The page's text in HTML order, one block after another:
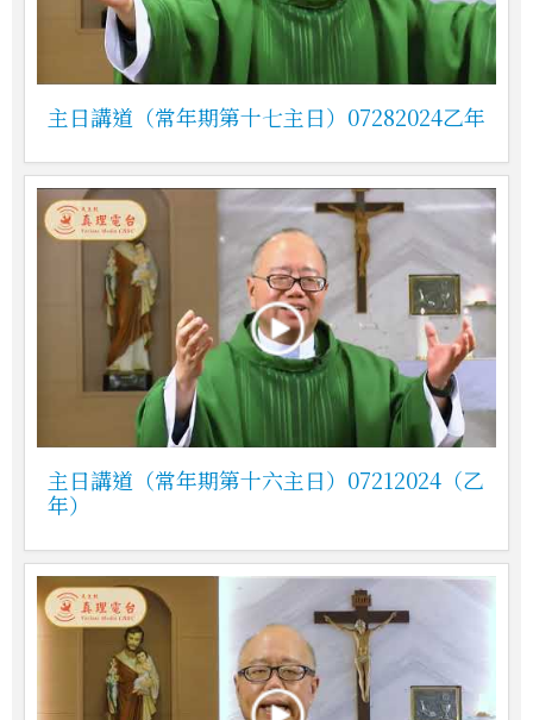
主日講道（常年期第十七主日）07282024乙年
主日講道（常年期第十六主日）07212024（乙
年）